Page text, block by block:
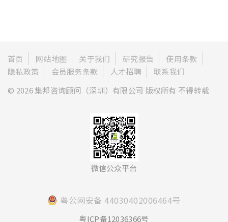
首页 网站地图 关于我们 研究报告
使用条款
隐私政策
会员服务条款 人才招聘
联系我们
© 2026 集邦咨询顾问（深圳）有限公司 版权所有 不得转载
微信公众平台
粤公网安备 44030402006464号
粤ICP备12036366号